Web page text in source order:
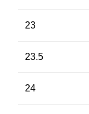
23
23.5
24